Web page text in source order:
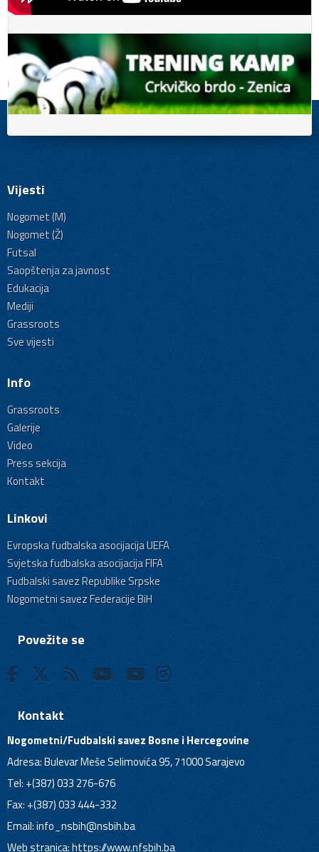
Vijesti
Nogomet (M)
Nogomet (Ž)
Futsal
Saopštenja za javnost
Edukacija
Mediji
Grassroots
Sve vijesti
Info
Grassroots
Galerije
Video
Press sekcija
Kontakt
Linkovi
Evropska fudbalska asocijacija UEFA
Svjetska fudbalska asocijacija FIFA
Fudbalski savez Republike Srpske
Nogometni savez Federacije BiH
Povežite se
Kontakt
Nogometni/Fudbalski savez Bosne i Hercegovine
Adresa: Bulevar Meše Selimovića 95, 71000 Sarajevo
Tel: +(387) 033 276-676
Fax: +(387) 033 444-332
Email:info_nsbih@nsbih.ba
Web stranica: https://www.nfsbih.ba